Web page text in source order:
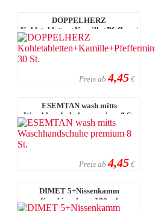
DOPPELHERZ
Kohletabletten+Kamille+Pfefferminze
30 St.
Preis ab 4,45 €
ESEMTAN wash mitts
Waschhandschuhe premium 8 St.
Preis ab 4,45 €
DIMET 5+Nissenkamm
Kombipackung 100 ml